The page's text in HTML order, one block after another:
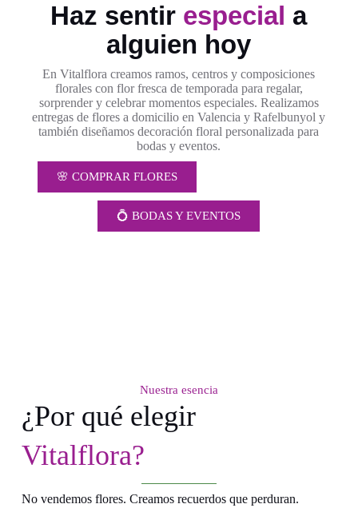
Haz sentir especial a
alguien hoy
En Vitalflora creamos ramos, centros y composiciones
florales con flor fresca de temporada para regalar,
sorprender y celebrar momentos especiales. Realizamos
entregas de flores a domicilio en Valencia y Rafelbunyol y
también diseñamos decoración floral personalizada para
bodas y eventos.
🌸 COMPRAR FLORES
💍 BODAS Y EVENTOS
Nuestra esencia
¿Por qué elegir
Vitalflora?
No vendemos flores. Creamos recuerdos que perduran.